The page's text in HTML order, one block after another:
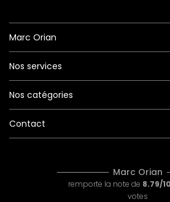
Marc Orian
Nos services
Nos catégories
Contact
Marc Orian
remporte la note de 8.79/10
votes